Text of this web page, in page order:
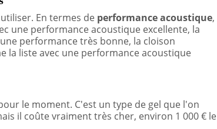
En termes de performance acoustique,
une performance acoustique excellente, la
performance très bonne, la cloison
la liste avec une performance acoustique
le moment. C'est un type de gel que l'on
il coûte vraiment très cher, environ 1 000 € le